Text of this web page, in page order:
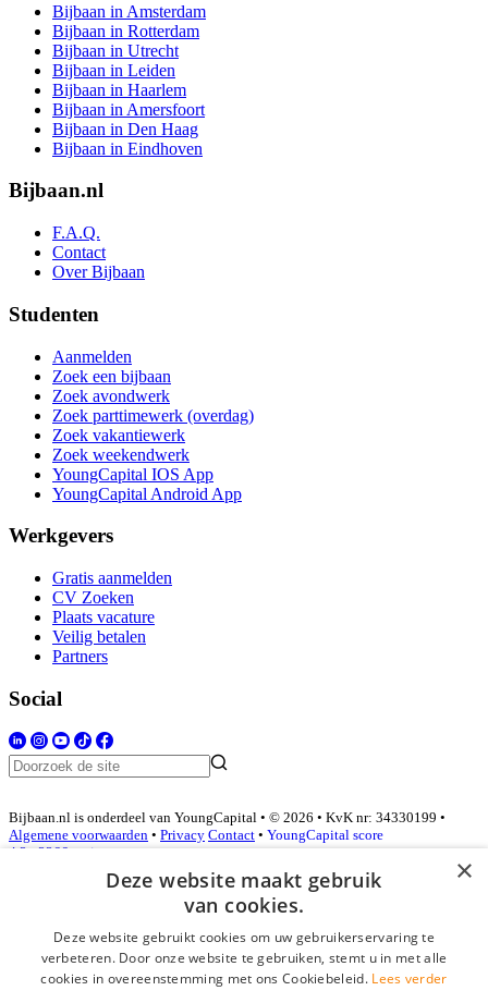
Bijbaan in Amsterdam
Bijbaan in Rotterdam
Bijbaan in Utrecht
Bijbaan in Leiden
Bijbaan in Haarlem
Bijbaan in Amersfoort
Bijbaan in Den Haag
Bijbaan in Eindhoven
Bijbaan.nl
F.A.Q.
Contact
Over Bijbaan
Studenten
Aanmelden
Zoek een bijbaan
Zoek avondwerk
Zoek parttimewerk (overdag)
Zoek vakantiewerk
Zoek weekendwerk
YoungCapital IOS App
YoungCapital Android App
Werkgevers
Gratis aanmelden
CV Zoeken
Plaats vacature
Veilig betalen
Partners
Social
Bijbaan.nl is onderdeel van YoungCapital • © 2026 • KvK nr: 34330199 •
Algemene voorwaarden • Privacy Contact • YoungCapital score
4.3 - 3366 reviews
Inloggen als bedrijf
*
×
Deze website maakt gebruik
van cookies.
Deze website gebruikt cookies om uw gebruikerservaring te
verbeteren. Door onze website te gebruiken, stemt u in met alle
cookies in overeenstemming met ons Cookiebeleid. Lees verder